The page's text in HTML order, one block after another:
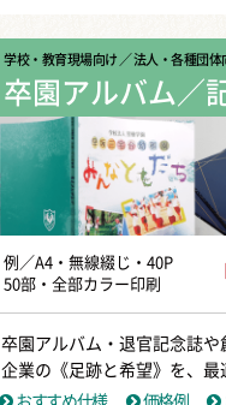
学校・教育現場向け ／ 法人・各種団体
卒園アルバム／
例／A4・無線綴じ・40P
50部・全部カラー印刷
卒園アルバム・退官記念誌や
企業の《足跡と希望》を、最